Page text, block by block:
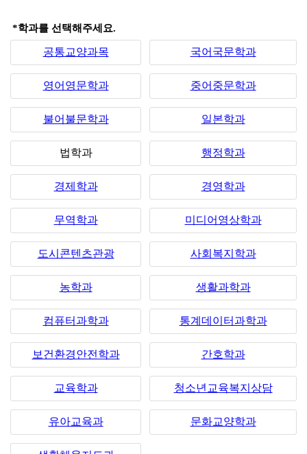
*학과를 선택해주세요.
공통교양과목 국어국문학과
영어영문학과 중어중문학과
불어불문학과 일본학과
법학과 행정학과
경제학과 경영학과
무역학과 미디어영상학과
도시콘텐츠관광 사회복지학과
농학과 생활과학과
컴퓨터과학과 통계데이터과학과
보건환경안전학과 간호학과
교육학과 청소년교육복지상담
유아교육과 문화교양학과